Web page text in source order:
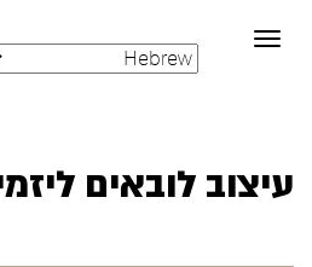
Toggle
navigation
עיצוב לובאים ליזמי